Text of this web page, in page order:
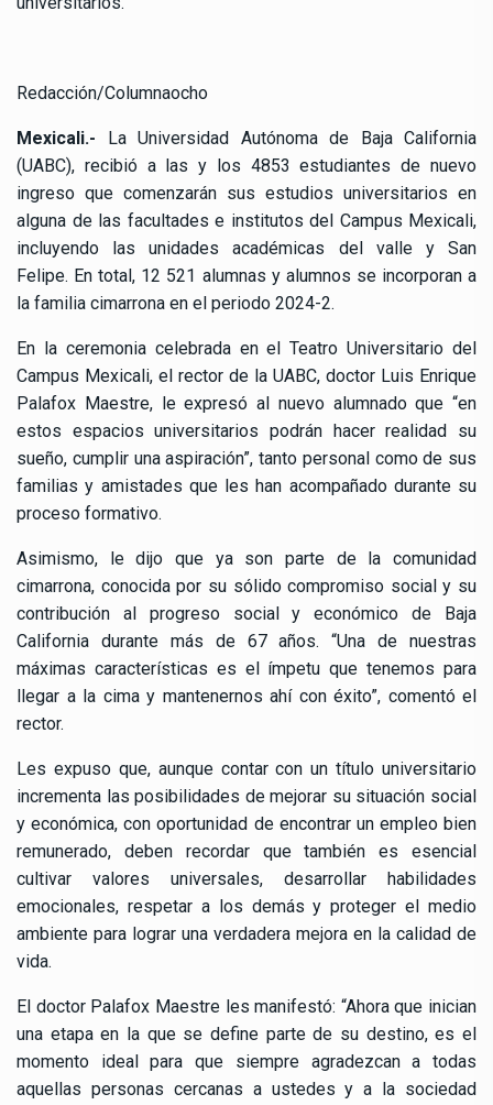
Redacción/Columnaocho
Mexicali.- La Universidad Autónoma de Baja California
(UABC), recibió a las y los 4853 estudiantes de nuevo
ingreso que comenzarán sus estudios universitarios en
alguna de las facultades e institutos del Campus Mexicali,
incluyendo las unidades académicas del valle y San
Felipe. En total, 12 521 alumnas y alumnos se incorporan a
la familia cimarrona en el periodo 2024-2.
En la ceremonia celebrada en el Teatro Universitario del
Campus Mexicali, el rector de la UABC, doctor Luis Enrique
Palafox Maestre, le expresó al nuevo alumnado que “en
estos espacios universitarios podrán hacer realidad su
sueño, cumplir una aspiración”, tanto personal como de sus
familias y amistades que les han acompañado durante su
proceso formativo.
Asimismo, le dijo que ya son parte de la comunidad
cimarrona, conocida por su sólido compromiso social y su
contribución al progreso social y económico de Baja
California durante más de 67 años. “Una de nuestras
máximas características es el ímpetu que tenemos para
llegar a la cima y mantenernos ahí con éxito”, comentó el
rector.
Les expuso que, aunque contar con un título universitario
incrementa las posibilidades de mejorar su situación social
y económica, con oportunidad de encontrar un empleo bien
remunerado, deben recordar que también es esencial
cultivar valores universales, desarrollar habilidades
emocionales, respetar a los demás y proteger el medio
ambiente para lograr una verdadera mejora en la calidad de
vida.
El doctor Palafox Maestre les manifestó: “Ahora que inician
una etapa en la que se define parte de su destino, es el
momento ideal para que siempre agradezcan a todas
aquellas personas cercanas a ustedes y a la sociedad